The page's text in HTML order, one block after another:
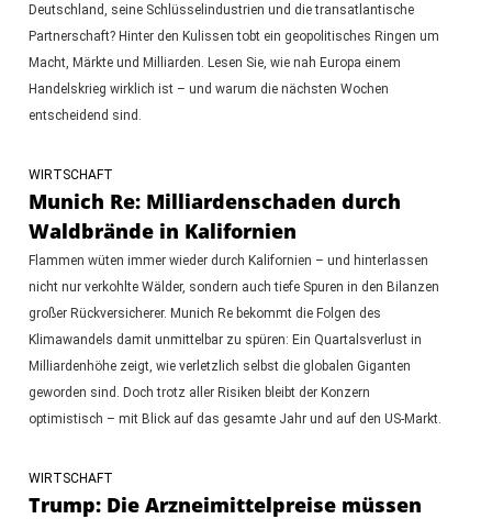
Deutschland, seine Schlüsselindustrien und die transatlantische
Partnerschaft? Hinter den Kulissen tobt ein geopolitisches Ringen um
Macht, Märkte und Milliarden. Lesen Sie, wie nah Europa einem
Handelskrieg wirklich ist – und warum die nächsten Wochen
entscheidend sind.
WIRTSCHAFT
Munich Re: Milliardenschaden durch
Waldbrände in Kalifornien
Flammen wüten immer wieder durch Kalifornien – und hinterlassen
nicht nur verkohlte Wälder, sondern auch tiefe Spuren in den Bilanzen
großer Rückversicherer. Munich Re bekommt die Folgen des
Klimawandels damit unmittelbar zu spüren: Ein Quartalsverlust in
Milliardenhöhe zeigt, wie verletzlich selbst die globalen Giganten
geworden sind. Doch trotz aller Risiken bleibt der Konzern
optimistisch – mit Blick auf das gesamte Jahr und auf den US-Markt.
WIRTSCHAFT
Trump: Die Arzneimittelpreise müssen